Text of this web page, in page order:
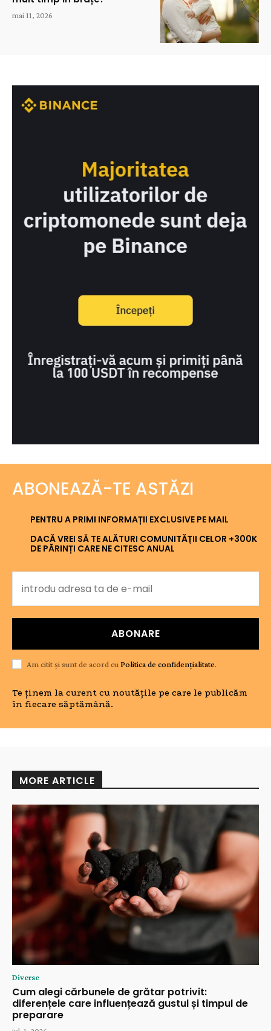
mai 11, 2026
ABONEAZĂ-TE ASTĂZI
PENTRU A PRIMI INFORMAȚII EXCLUSIVE PE MAIL
DACĂ VREI SĂ TE ALĂTURI COMUNITĂȚII CELOR +300K
DE PĂRINȚI CARE NE CITESC ANUAL
ABONARE
Am citit și sunt de acord cu Politica de confidențialitate.
Te ținem la curent cu noutățile pe care le publicăm
în fiecare săptămână.
MORE ARTICLE
Diverse
Cum alegi cărbunele de grătar potrivit:
diferențele care influențează gustul și timpul de
preparare